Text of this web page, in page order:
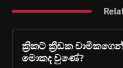
ක්‍රිකට් ක්‍රීඩක
මොකද වුණේ?